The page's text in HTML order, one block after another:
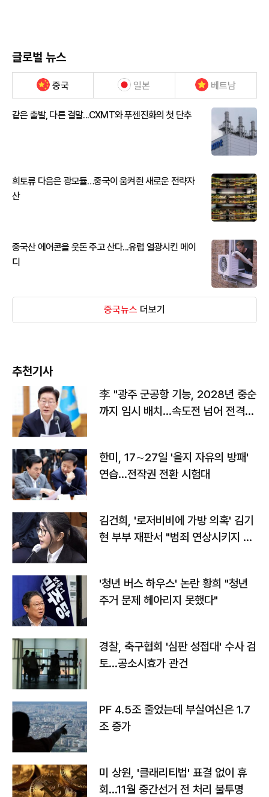
글로벌 뉴스
중국 일본 베트남
같은 출발, 다른 결말...CXMT와 푸젠진화의 첫 단추
희토류 다음은 광모듈…중국이 움켜쥔 새로운 전략자
산
중국산 에어콘을 웃돈 주고 산다...유럽 열광시킨 메이
디
중국뉴스 더보기
추천기사
李 "광주 군공항 기능, 2028년 중순
까지 임시 배치…속도전 넘어 전격
한미, 17∼27일 '을지 자유의 방패'
연습…전작권 전환 시험대
김건희, '로저비비에 가방 의혹' 김기
현 부부 재판서 "범죄 연상시키지 말
'청년 버스 하우스' 논란 황희 "청년
주거 문제 헤아리지 못했다"
경찰, 축구협회 '심판 성접대' 수사 검
토…공소시효가 관건
PF 4.5조 줄었는데 부실여신은 1.7
조 증가
미 상원, '클래리티법' 표결 없이 휴
회…11월 중간선거 전 처리 불투명